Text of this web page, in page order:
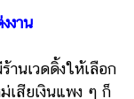
งาน
นเวดดิ้งให้เลือก
เสียเงินแพง ๆ ก็